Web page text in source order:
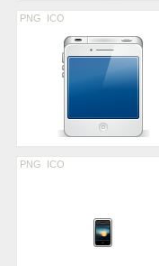
PNG ICO
PNG ICO